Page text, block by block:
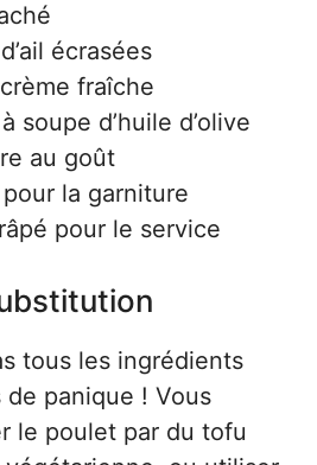
écrasées
fraîche
soupe d’huile d’olive
au goût
la garniture
pour le service
tous les ingrédients
de panique ! Vous
le poulet par du tofu